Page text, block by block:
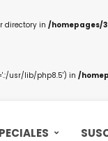
directory in /homepages/
usr/lib/php8.5') in /